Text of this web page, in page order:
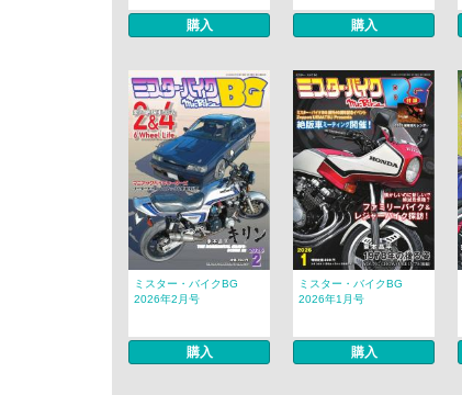
購入 購入
ミスター・バイクBG
2026年2月号
購入
ミスター・バイクBG
2026年1月号
購入